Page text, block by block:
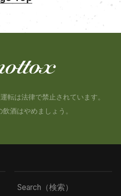
転は法律で禁止されています。
酒はやめましょう。
Search（検索）